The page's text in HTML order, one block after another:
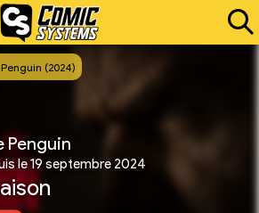
(2024)
Penguin
le 19 septembre 2024